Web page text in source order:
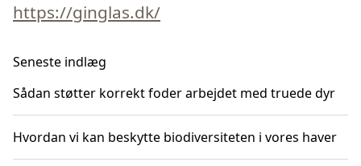
https://ginglas.dk/
Seneste indlæg
Sådan støtter korrekt foder arbejdet med truede dyr
Hvordan vi kan beskytte biodiversiteten i vores haver